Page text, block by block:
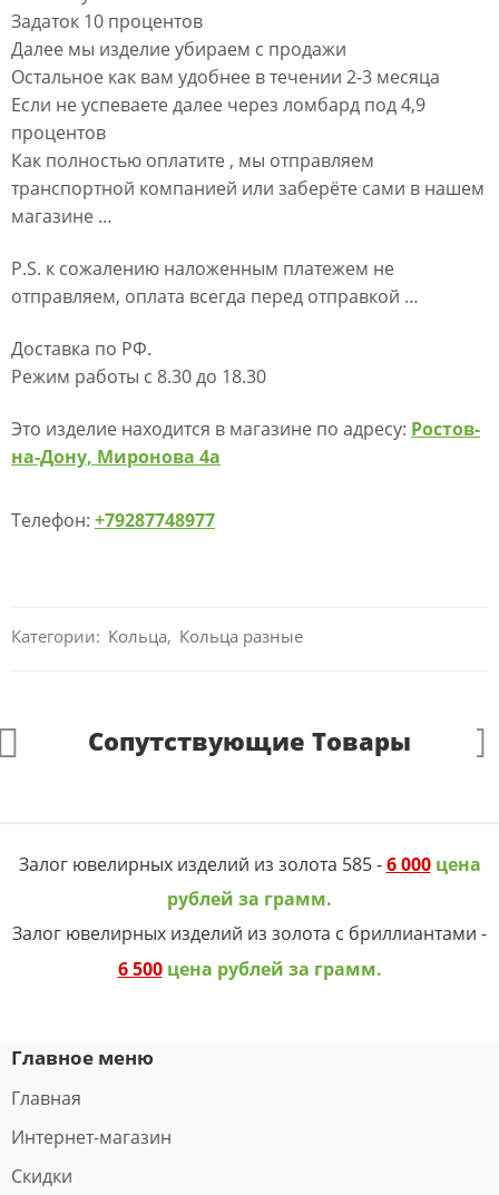
Задаток 10 процентов
Далее мы изделие убираем с продажи
Остальное как вам удобнее в течении 2-3 месяца
Если не успеваете далее через ломбард под 4,9
процентов
Как полностью оплатите , мы отправляем
транспортной компанией или заберёте сами в нашем
магазине …
P.S. к сожалению наложенным платежем не
отправляем, оплата всегда перед отправкой …
Доставка по РФ.
Режим работы с 8.30 до 18.30
Это изделие находится в магазине по адресу: Ростов-
на-Дону, Миронова 4а
Телефон: +79287748977
Категории: Кольца, Кольца разные
Сопутствующие Товары
Залог ювелирных изделий из золота 585 -6 000цена
рублей за грамм.
Залог ювелирных изделий из золота с бриллиантами -
6 500цена рублей за грамм.
Главное меню
Главная
Интернет-магазин
Скидки